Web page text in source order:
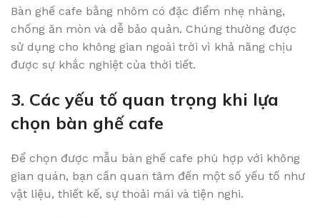
Bàn ghế cafe bằng nhôm có đặc điểm nhẹ nhàng,
chống ăn mòn và dễ bảo quản. Chúng thường được
sử dụng cho không gian ngoài trời vì khả năng chịu
được sự khắc nghiệt của thời tiết.
3. Các yếu tố quan trọng khi lựa
chọn bàn ghế cafe
Để chọn được mẫu bàn ghế cafe phù hợp với không
gian quán, bạn cần quan tâm đến một số yếu tố như
vật liệu, thiết kế, sự thoải mái và tiện nghi.